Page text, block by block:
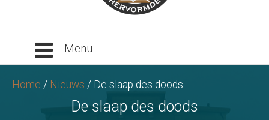
Home / Nieuws / De slaap des doods
De slaap des doods